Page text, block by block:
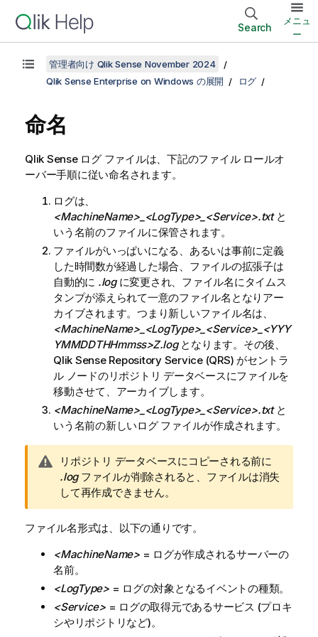
Search
メニュ
ー
管理者向け Qlik Sense November 2024
Qlik Sense Enterprise on Windows の展開
ログ
命名
Qlik Senseログ ファイルは、下記のファイル ロールオ
ーバー手順に従い命名されます。
ログは、
<MachineName>_<LogType>_<Service>.txtと
いう名前のファイルに保管されます。
ファイルがいっぱいになる、あるいは事前に定義
した時間数が経過した場合、ファイルの拡張子は
自動的に .logに変更され、ファイル名にタイムス
タンプが添えられて一意のファイル名となりアー
カイブされます。つまり新しいファイル名は、
<MachineName>_<LogType>_<Service>_<YYY
YMMDDTHHmmss>Z.logとなります。その後、
Qlik Sense Repository Service(QRS) がセントラ
ル ノードのリポジトリ データベースにファイルを
移動させて、アーカイブします。
<MachineName>_<LogType>_<Service>.txtと
いう名前の新しいログ ファイルが作成されます。
警
告
メ
モ
リポジトリ データベースにコピーされる前に
.logファイルが削除されると、ファイルは消失
して再作成できません。
ファイル名形式は、以下の通りです。
<MachineName>= ログが作成されるサーバーの
名前。
<LogType>= ログの対象となるイベントの種類。
<Service>= ログの取得元であるサービス (プロキ
シやリポジトリなど)。